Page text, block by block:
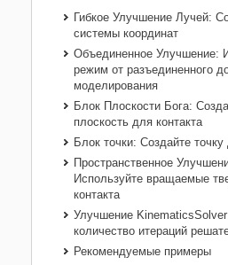
Гибкое Улучшение Лучей:
системы координат
Объединенное Улучшение:
режим от разъединенного
моделирования
Блок Плоскости Бога:
плоскость для контакта
Блок точки: Создайте точку
Пространственное
Используйте вращаемые
контакта
Улучшение
количество итераций
Рекомендуемые примеры